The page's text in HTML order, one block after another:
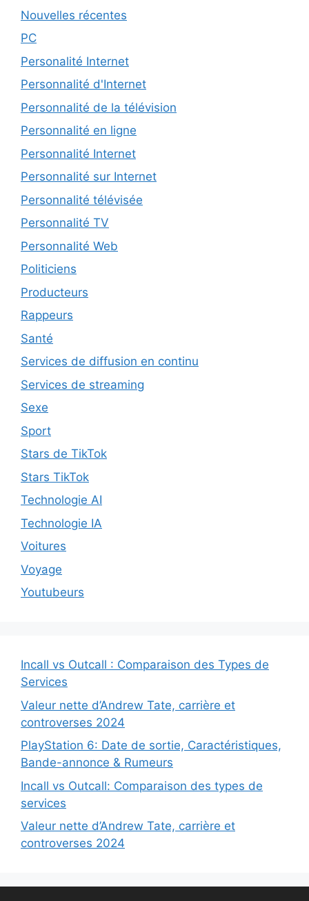
Nouvelles récentes
PC
Personalité Internet
Personnalité d'Internet
Personnalité de la télévision
Personnalité en ligne
Personnalité Internet
Personnalité sur Internet
Personnalité télévisée
Personnalité TV
Personnalité Web
Politiciens
Producteurs
Rappeurs
Santé
Services de diffusion en continu
Services de streaming
Sexe
Sport
Stars de TikTok
Stars TikTok
Technologie AI
Technologie IA
Voitures
Voyage
Youtubeurs
Incall vs Outcall : Comparaison des Types de
Services
Valeur nette d’Andrew Tate, carrière et
controverses 2024
PlayStation 6: Date de sortie, Caractéristiques,
Bande-annonce & Rumeurs
Incall vs Outcall: Comparaison des types de
services
Valeur nette d’Andrew Tate, carrière et
controverses 2024